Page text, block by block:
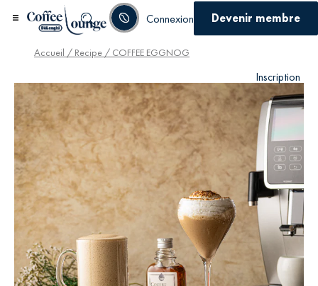
Connexion Devenir membre
Inscription
Accueil / Recipe / COFFEE EGGNOG